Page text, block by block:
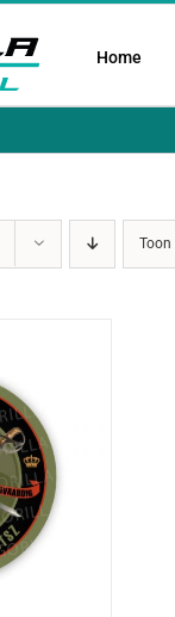
Home
Toon